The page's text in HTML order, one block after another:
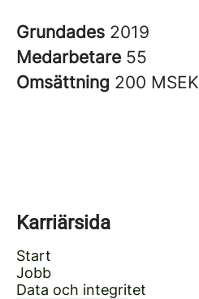
Grundades 2019
Medarbetare 55
Omsättning 200 MSEK
Karriärsida
Start
Jobb
Data och integritet